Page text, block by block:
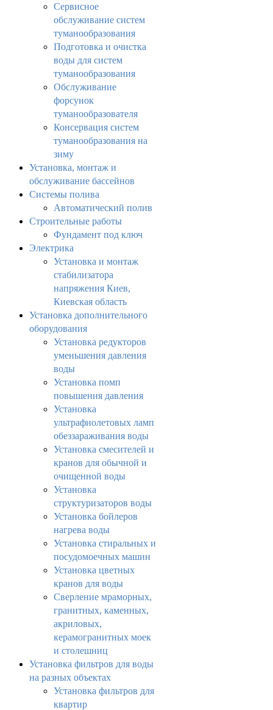
Сервисное
обслуживание систем
туманообразования
Подготовка и очистка
воды для систем
туманообразования
Обслуживание
форсунок
туманообразователя
Консервация систем
туманообразования на
зиму
Установка, монтаж и
обслуживание бассейнов
Системы полива
Автоматический полив
Строительные работы
Фундамент под ключ
Электрика
Установка и монтаж
стабилизатора
напряжения Киев,
Киевская область
Установка дополнительного
оборудования
Установка редукторов
уменьшения давления
воды
Установка помп
повышения давления
Установка
ультрафиолетовых ламп
обеззараживания воды
Установка смесителей и
кранов для обычной и
очищенной воды
Установка
структуризаторов воды
Установка бойлеров
нагрева воды
Установка стиральных и
посудомоечных машин
Установка цветных
кранов для воды
Сверление мраморных,
гранитных, каменных,
акриловых,
керамогранитных моек
и столешниц
Установка фильтров для воды
на разных объектах
Установка фильтров для
квартир